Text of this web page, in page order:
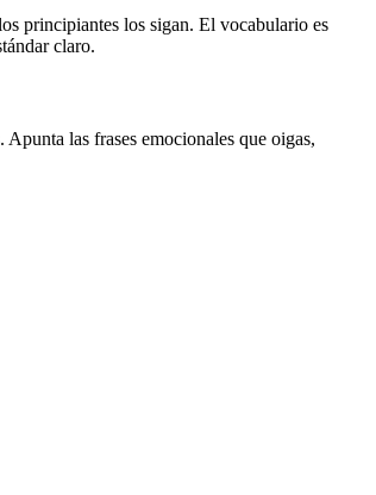
principiantes los sigan. El vocabulario es
claro.
las frases emocionales que oigas,